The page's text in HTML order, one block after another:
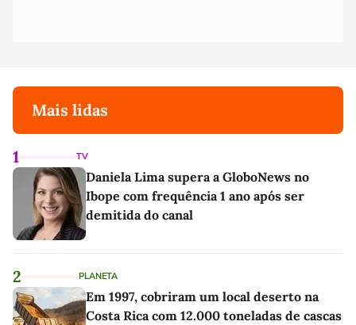
Mais lidas
1 TV
Daniela Lima supera a GloboNews no
Ibope com frequência 1 ano após ser
demitida do canal
2 PLANETA
Em 1997, cobriram um local deserto na
Costa Rica com 12.000 toneladas de cascas